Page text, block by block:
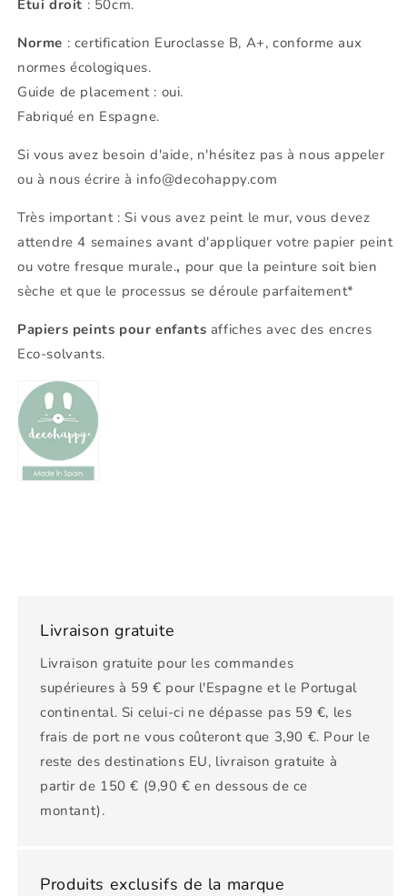
Etui droit : 50cm.
Norme : certification Euroclasse B, A+, conforme aux
normes écologiques.
Guide de placement : oui.
Fabriqué en Espagne.
Si vous avez besoin d'aide, n'hésitez pas à nous appeler
ou à nous écrire à info@decohappy.com
Très important : Si vous avez peint le mur, vous devez
attendre 4 semaines avant d'appliquer votre papier peint
ou votre fresque murale., pour que la peinture soit bien
sèche et que le processus se déroule parfaitement*
Papiers peints pour enfants affiches avec des encres
Eco-solvants.
Livraison gratuite
Livraison gratuite pour les commandes
supérieures à 59 € pour l'Espagne et le Portugal
continental. Si celui-ci ne dépasse pas 59 €, les
frais de port ne vous coûteront que 3,90 €. Pour le
reste des destinations EU, livraison gratuite à
partir de 150 € (9,90 € en dessous de ce
montant).
Produits exclusifs de la marque